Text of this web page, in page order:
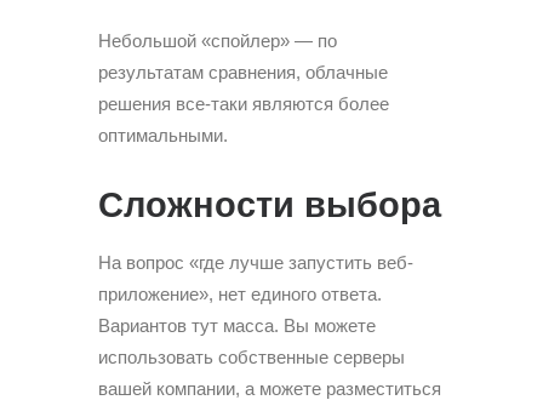
Небольшой «спойлер» — по
результатам сравнения, облачные
решения все-таки являются более
оптимальными.
Сложности выбора
На вопрос «где лучше запустить веб-
приложение», нет единого ответа.
Вариантов тут масса. Вы можете
использовать собственные серверы
вашей компании, а можете разместиться